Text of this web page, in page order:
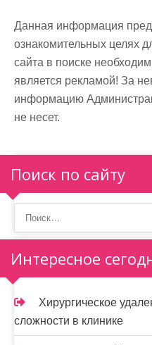
Данная информация
ознакомительных целях
сайта в поиске
является рекламой! За
информацию
не несет.
Поиск по сайту
Интересное
Хирургическое
сложности в клинике